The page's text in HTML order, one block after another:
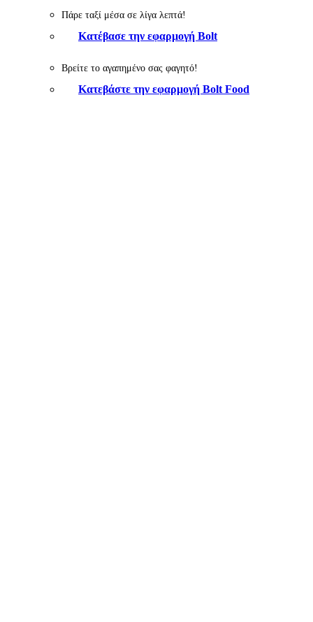
Πάρε ταξί μέσα σε λίγα λεπτά!
Κατέβασε την εφαρμογή Bolt
Βρείτε το αγαπημένο σας φαγητό!
Κατεβάστε την εφαρμογή Bolt Food